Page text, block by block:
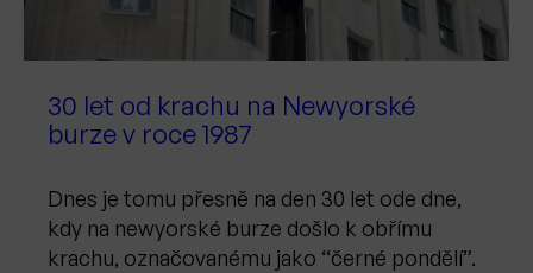
30 let od krachu na Newyorské
burze v roce 1987
Dnes je tomu přesně na den 30 let ode dne,
kdy na newyorské burze došlo k obřímu
krachu, označovanému jako “černé pondělí”.